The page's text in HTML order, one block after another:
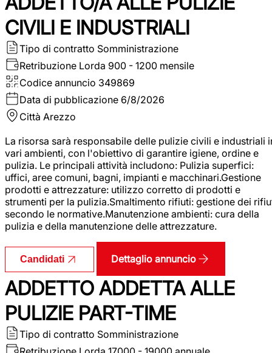
CIVILI E INDUSTRIALI
Tipo di contratto Somministrazione
Retribuzione Lorda 900 - 1200 mensile
Codice annuncio 349869
Data di pubblicazione 6/8/2026
Città Arezzo
La risorsa sarà responsabile delle pulizie civili e industriali
vari ambienti, con l'obiettivo di garantire igiene, ordine e
pulizia. Le principali attività includono: Pulizia superfici:
uffici, aree comuni, bagni, impianti e macchinari.Gestione
prodotti e attrezzature: utilizzo corretto di prodotti e
strumenti per la pulizia.Smaltimento rifiuti: gestione dei
secondo le normative.Manutenzione ambienti: cura della
pulizia e della manutenzione delle attrezzature.
Candidati Dettaglio annuncio
ADDETTO ADDETTA ALLE
PULIZIE PART-TIME
Tipo di contratto Somministrazione